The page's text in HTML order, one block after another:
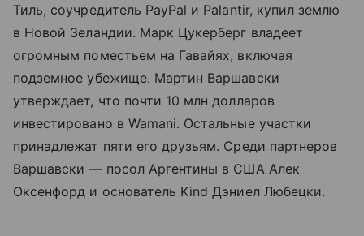
Тиль, соучредитель PayPal и Palantir, купил землю
в Новой Зеландии. Марк Цукерберг владеет
огромным поместьем на Гавайях, включая
подземное убежище. Мартин Варшавски
утверждает, что почти 10 млн долларов
инвестировано в Wamani. Остальные участки
принадлежат пяти его друзьям. Среди партнеров
Варшавски — посол Аргентины в США Алек
Оксенфорд и основатель Kind Дэниел Любецки.